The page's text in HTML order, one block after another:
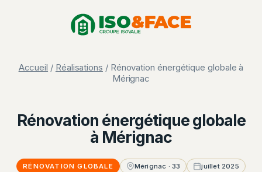
Accueil / Réalisations / Rénovation énergétique globale à
Mérignac
Rénovation énergétique globale
à Mérignac
RÉNOVATION GLOBALE Mérignac · 33 juillet 2025